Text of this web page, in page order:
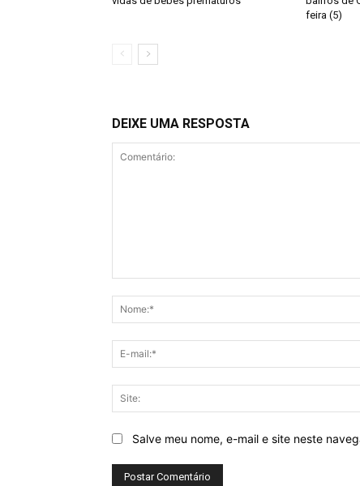
feira (5)
DEIXE UMA RESPOSTA
Salve meu nome, e-mail e site neste